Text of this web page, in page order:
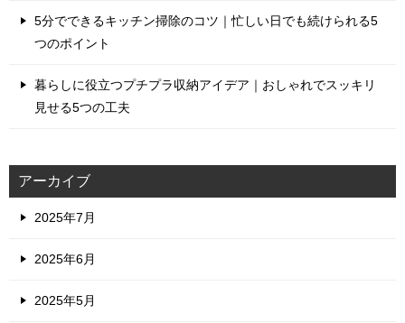
5分でできるキッチン掃除のコツ｜忙しい日でも続けられる5
つのポイント
暮らしに役立つプチプラ収納アイデア｜おしゃれでスッキリ
見せる5つの工夫
アーカイブ
2025年7月
2025年6月
2025年5月